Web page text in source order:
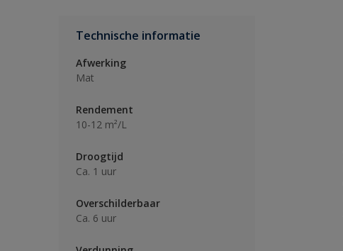
Technische informatie
Afwerking
Mat
Rendement
10-12 m²/L
Droogtijd
Ca. 1 uur
Overschilderbaar
Ca. 6 uur